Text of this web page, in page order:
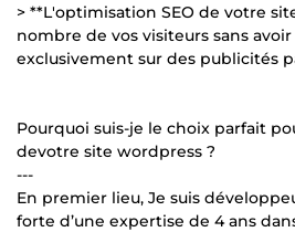
> **L'optimisation SEO de votre
nombre de vos visiteurs sans
exclusivement sur des publicités
Pourquoi suis-je le choix parfait
devotre site wordpress ?
---
En premier lieu, Je suis
forte d’une expertise de 4 ans